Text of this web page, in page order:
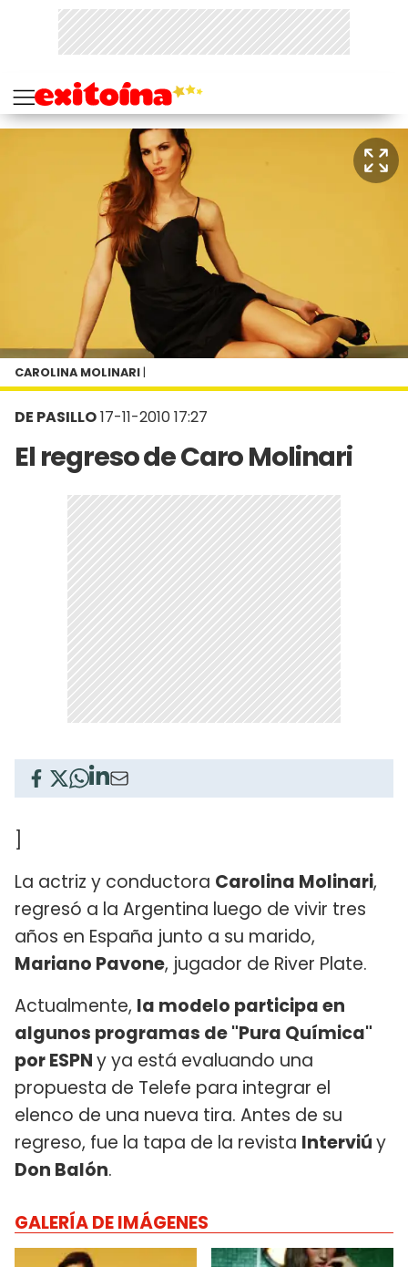
DE PASILLO17-11-2010 17:27
El regreso de Caro Molinari
CAROLINA MOLINARI |
]
La actriz y conductora Carolina Molinari,
regresó a la Argentina luego de vivir tres
años en España junto a su marido,
Mariano Pavone, jugador de River Plate.
Actualmente, la modelo participa en
algunos programas de "Pura Química"
por ESPNy ya está evaluando una
propuesta de Telefe para integrar el
elenco de una nueva tira. Antes de su
regreso, fue la tapa de la revista Interviúy
Don Balón.
GALERÍA DE IMÁGENES